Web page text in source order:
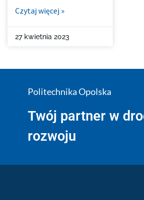
Czytaj więcej »
27 kwietnia 2023
Politechnika Opolska
Twój partner w
rozwoju